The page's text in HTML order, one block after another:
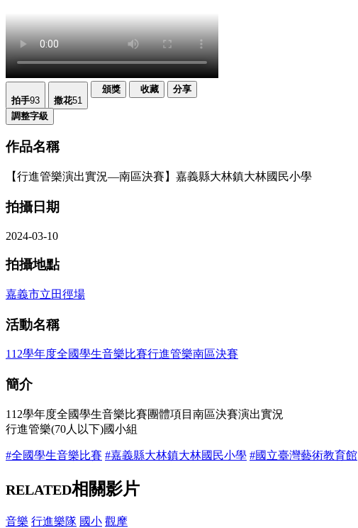
拍手93 撒花51
頒獎 收藏 分享
調整字級
作品名稱
【行進管樂演出實況—南區決賽】嘉義縣大林鎮大林國民小學
拍攝日期
2024-03-10
拍攝地點
嘉義市立田徑場
活動名稱
112學年度全國學生音樂比賽行進管樂南區決賽
簡介
112學年度全國學生音樂比賽團體項目南區決賽演出實況
行進管樂(70人以下)國小組
#全國學生音樂比賽 #嘉義縣大林鎮大林國民小學 #國立臺灣藝術教育館
RELATED相關影片
音樂 行進樂隊 國小 觀摩